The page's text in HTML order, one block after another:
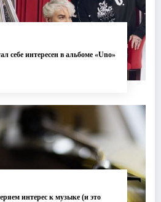
себе интересен в альбоме «Uno»
интерес к музыке (и это